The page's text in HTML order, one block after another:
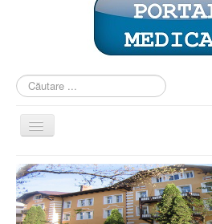
Căutare
...
Comută
navigarea
PREZENTARE
PREZENTARE SPITAL
ISTORIE
ACREDITĂRI/CERTIFICĂRI